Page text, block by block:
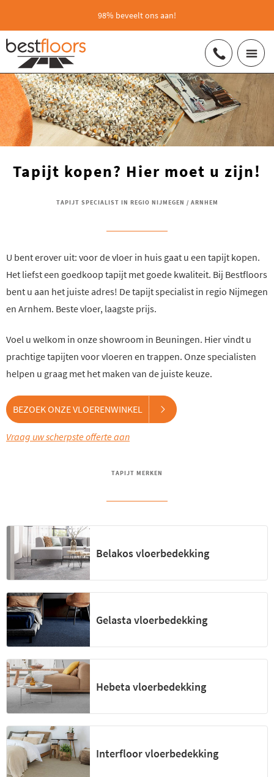
98% beveelt ons aan!
Tapijt kopen? Hier moet u zijn!
TAPIJT SPECIALIST IN REGIO NIJMEGEN / ARNHEM
U bent erover uit: voor de vloer in huis gaat u een tapijt kopen.
Het liefst een goedkoop tapijt met goede kwaliteit. Bij Bestfloors
bent u aan het juiste adres! De tapijt specialist in regio Nijmegen
en Arnhem. Beste vloer, laagste prijs.
Voel u welkom in onze showroom in Beuningen. Hier vindt u
prachtige tapijten voor vloeren en trappen. Onze specialisten
helpen u graag met het maken van de juiste keuze.
BEZOEK ONZE VLOERENWINKEL
Vraag uw scherpste offerte aan
TAPIJT MERKEN
Belakos vloerbedekking
Gelasta vloerbedekking
Hebeta vloerbedekking
Interfloor vloerbedekking